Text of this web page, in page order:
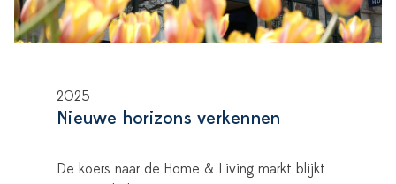
2025
Nieuwe horizons verkennen
De koers naar de Home & Living markt blijkt